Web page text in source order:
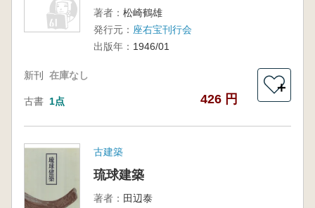
著者： 松崎鶴雄
発行元： 座右宝刊行会
出版年： 1946/01
新刊 在庫なし
古書 1点 426 円
＋
古建築
琉球建築
著者： 田辺泰